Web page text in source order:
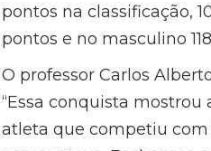
pontos na classificação,
pontos e no masculino
O professor Carlos
“Essa conquista
atleta que competiu com